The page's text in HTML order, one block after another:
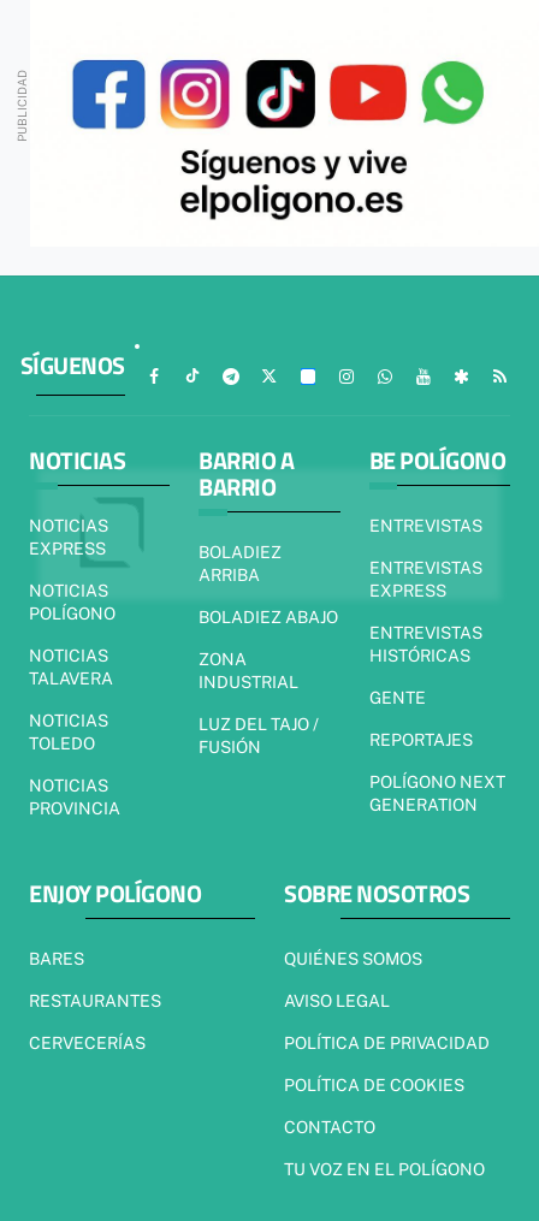
SÍGUENOS
NOTICIAS
NOTICIAS
EXPRESS
NOTICIAS
POLÍGONO
NOTICIAS
TALAVERA
NOTICIAS
TOLEDO
NOTICIAS
PROVINCIA
BARRIO A
BARRIO
BOLADIEZ
ARRIBA
BOLADIEZ ABAJO
ZONA
INDUSTRIAL
LUZ DEL TAJO /
FUSIÓN
BE POLÍGONO
ENTREVISTAS
ENTREVISTAS
EXPRESS
ENTREVISTAS
HISTÓRICAS
GENTE
REPORTAJES
POLÍGONO NEXT
GENERATION
ENJOY POLÍGONO
BARES
RESTAURANTES
CERVECERÍAS
SOBRE NOSOTROS
QUIÉNES SOMOS
AVISO LEGAL
POLÍTICA DE PRIVACIDAD
POLÍTICA DE COOKIES
CONTACTO
TU VOZ EN EL POLÍGONO